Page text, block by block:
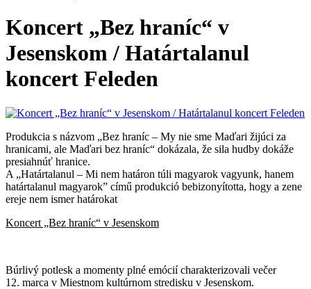
Koncert „Bez hraníc“ v
Jesenskom / Határtalanul
koncert Feleden
Produkcia s názvom „Bez hraníc – My nie sme Maďari žijúci za
hranicami, ale Maďari bez hraníc“ dokázala, že sila hudby dokáže
presiahnúť hranice.
A „Határtalanul – Mi nem határon túli magyarok vagyunk, hanem
határtalanul magyarok” című produkció bebizonyította, hogy a zene
ereje nem ismer határokat
Koncert „Bez hraníc“ v Jesenskom
Búrlivý potlesk a momenty plné emócií charakterizovali večer
12. marca v Miestnom kultúrnom stredisku v Jesenskom.